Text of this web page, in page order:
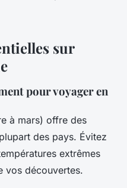
sur
pour voyager en
à mars) offre des
des pays. Évitez
extrêmes
vos découvertes.